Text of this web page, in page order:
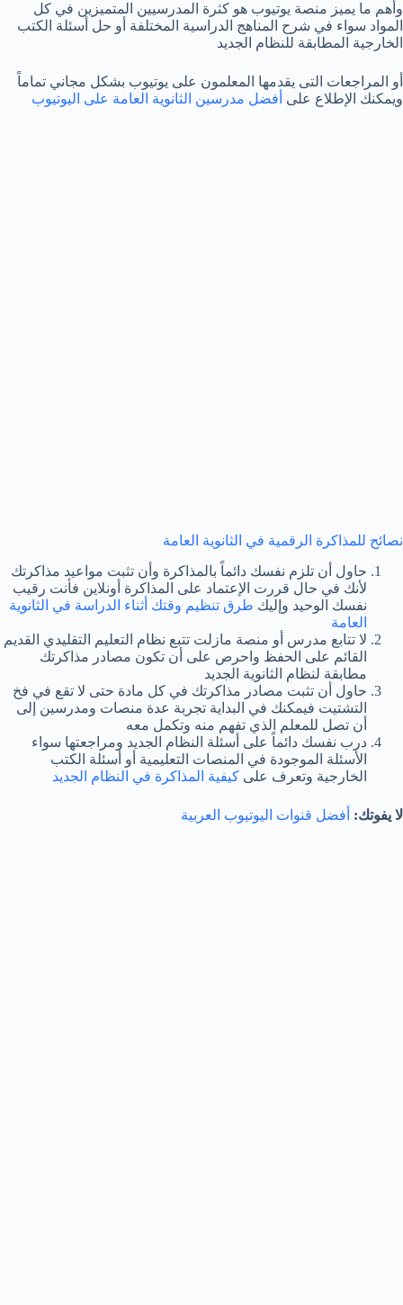
وأهم ما يميز منصة يوتيوب هو كثرة المدرسيين المتميزين في كل
المواد سواء في شرح المناهج الدراسية المختلفة أو حل أسئلة الكتب
الخارجية المطابقة للنظام الجديد
أو المراجعات التى يقدمها المعلمون على يوتيوب بشكل مجاني تماماً
ويمكنك الإطلاع على أفضل مدرسين الثانوية العامة على اليوتيوب
نصائح للمذاكرة الرقمية في الثانوية العامة
حاول أن تلزم نفسك دائماً بالمذاكرة وأن تثبت مواعيد مذاكرتك
لأنك في حال قررت الإعتماد على المذاكرة أونلاين فأنت رقيب
نفسك الوحيد وإليك طرق تنظيم وقتك أثناء الدراسة في الثانوية
العامة
لا تتابع مدرس أو منصة مازلت تتبع نظام التعليم التقليدي القديم
القائم على الحفظ واحرص على أن تكون مصادر مذاكرتك
مطابقة لنظام الثانوية الجديد
حاول أن تثبت مصادر مذاكرتك في كل مادة حتى لا تقع في فخ
التشتيت فيمكنك في البداية تجربة عدة منصات ومدرسين إلى
أن تصل للمعلم الذي تفهم منه وتكمل معه
درب نفسك دائماً على أسئلة النظام الجديد ومراجعتها سواء
الأسئلة الموجودة في المنصات التعليمية أو أسئلة الكتب
الخارجية وتعرف على كيفية المذاكرة في النظام الجديد
لا يفوتك: أفضل قنوات اليوتيوب العربية